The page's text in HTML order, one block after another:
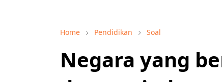
Home Pendidikan Soal
Negara yang